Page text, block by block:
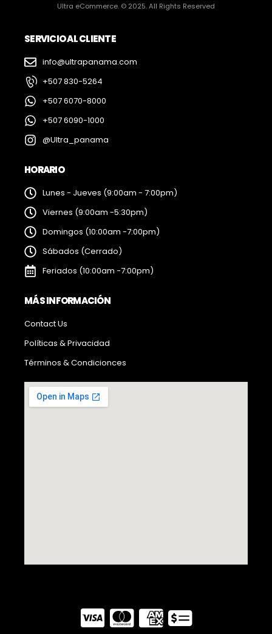
Ultra eCommerce. © 2025. All Rights Reserved
SERVICIO AL CLIENTE
info@ultrapanama.com
+507 830-5264
+507 6070-8000
+507 6090-1000
@Ultra_panama
HORARIO
Lunes - Jueves (9:00am - 7:00pm)
Viernes (9:00am -5:30pm)
Domingos (10:00am -7:00pm)
Sábados (Cerrado)
Feriados (10:00am -7:00pm)
MÁS INFORMACIÓN
Contact Us
Políticas & Privacidad
Términos & Condicionces